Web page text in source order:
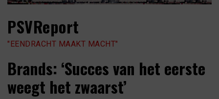
PSVReport
"EENDRACHT MAAKT MACHT"
Brands: ‘Succes van het eerste
weegt het zwaarst’